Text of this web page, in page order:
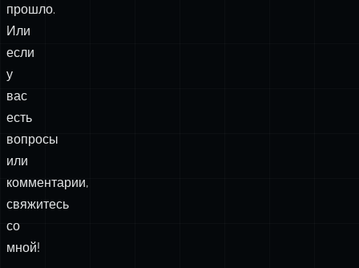
прошло.
Или
если
у
вас
есть
вопросы
или
комментарии,
свяжитесь
со
мной!